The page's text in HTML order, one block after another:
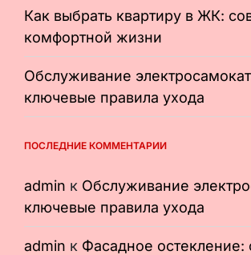
Как выбрать квартиру в ЖК:
комфортной жизни
Обслуживание
ключевые правила ухода
ПОСЛЕДНИЕ КОММЕНТАРИИ
admin к Обслуживание
ключевые правила ухода
admin к Фасадное остекление: